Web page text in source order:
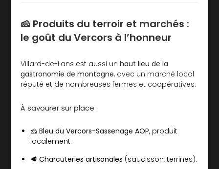
🧀 Produits du terroir et marchés :
le goût du Vercors à l’honneur
Villard-de-Lans est aussi unhaut lieu de la
gastronomie de montagne, avec un marché local
réputé et de nombreuses fermes et coopératives.
À savourer sur place :
🧀Bleu du Vercors-Sassenage AOP, produit
localement.
🥩Charcuteries artisanales (saucisson, terrines).